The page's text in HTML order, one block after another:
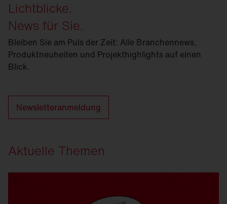
Lichtblicke.
News für Sie.
Bleiben Sie am Puls der Zeit: Alle Branchennews,
Produktneuheiten und Projekthighlights auf einen
Blick.
Newsletteranmeldung
Aktuelle Themen